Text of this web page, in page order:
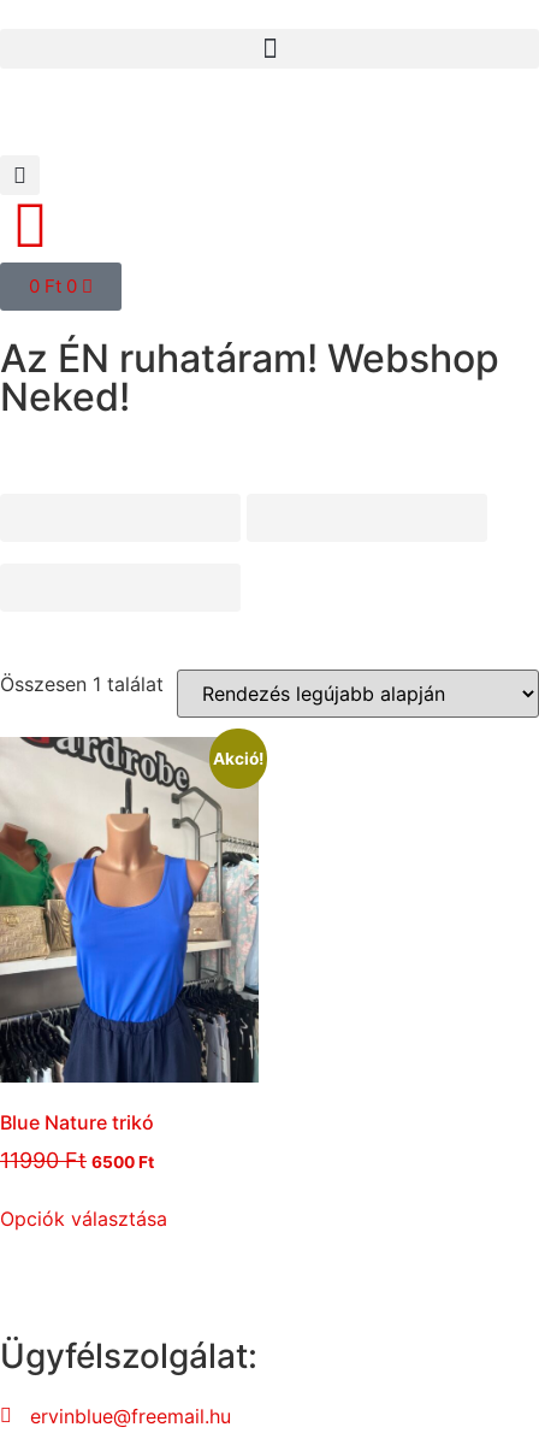
0 Ft 0
Az ÉN ruhatáram! Webshop
Neked!
Összesen 1 találat
Akció!
Blue Nature trikó
11990Ft 6500Ft
Opciók választása
Ügyfélszolgálat:
ervinblue@freemail.hu